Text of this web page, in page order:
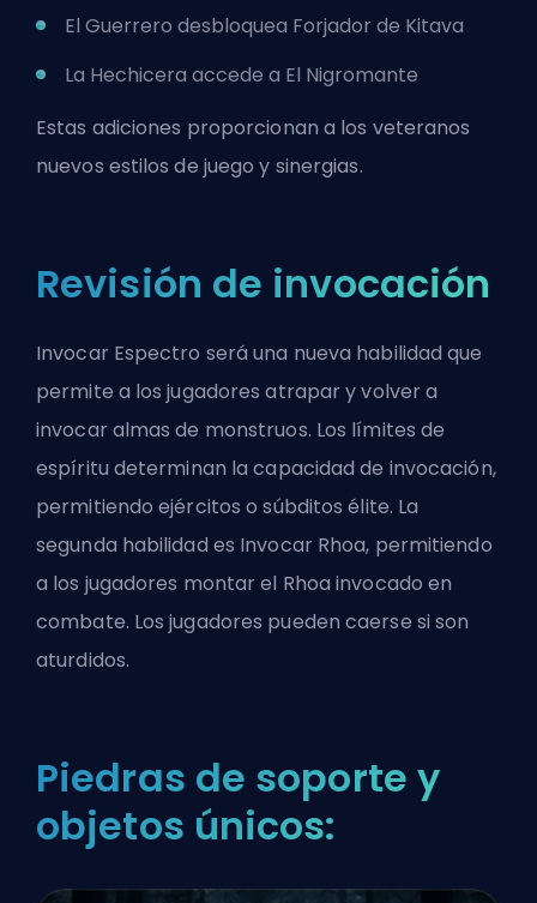
El Guerrero desbloquea Forjador de Kitava
La Hechicera accede a El Nigromante
Estas adiciones proporcionan a los veteranos
nuevos estilos de juego y sinergias.
Revisión de invocación
Invocar Espectro será una nueva habilidad que
permite a los jugadores atrapar y volver a
invocar almas de monstruos. Los límites de
espíritu determinan la capacidad de invocación,
permitiendo ejércitos o súbditos élite. La
segunda habilidad es Invocar Rhoa, permitiendo
a los jugadores montar el Rhoa invocado en
combate. Los jugadores pueden caerse si son
aturdidos.
Piedras de soporte y
objetos únicos: